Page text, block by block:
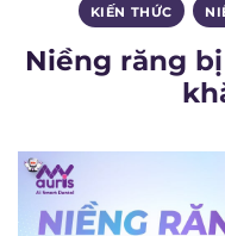
KIẾN THỨC ,
Niềng răng